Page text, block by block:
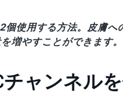
個使用する方法。皮膚へ
増やすことができます。
チャンネル